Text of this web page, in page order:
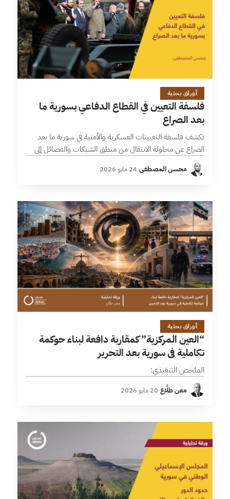
11 دقائق
أوراق بحثية
فلسفة التعيين في القطاع الدفاعي بسورية ما
بعد الصراع
تكشف فلسفة التعيينات العسكرية والأمنية في سورية ما بعد
الصراع عن محاولة الانتقال من منطق الشبكات والفصائل إلى
منطق الدولة والمؤسسة، غير أن هذا الانتقال ما يزال محكوماً
بتوازنٍ حساس…
محسن المصطفى·24 مايو 2026
2 دقائق
أوراق بحثية
“العين المركزية” كمقاربة دافعة لبناء حوكمة
تكاملية في سورية بعد التحرير
الملخص التنفيذي:
معن طلَّاع·20 مايو 2026